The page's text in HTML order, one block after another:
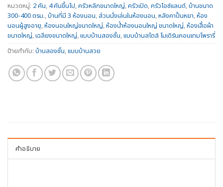
หมวดหมู่: 2 คัน, 4 คันขึ้นไป,ครัวหลักขนาดใหญ่,ครัวเปิด,ครัวไอซ์แลนด์,บ้านขนาด
300-400 ตรม.,บ้านที่มี 3 ห้องนอน, ส่วนนั่งเล่นในห้องนอน,หลังคาปั้นหยา,ห้อง
นอนผู้สูงอายุ,ห้องนอนใหญ่ขนาดใหญ่,ห้องน้ำห้องนอนใหญ่ ขนาดใหญ่,ห้องเสื้อผ้า
ขนาดใหญ่,เฉลียงขนาดใหญ่,แบบบ้านสองชั้น,แบบบ้านสไตล์ โมเดิร์นคอนเทมโพรารี่
ป้ายกำกับ: บ้านสองชั้น,แบบบ้านสวย
คำอธิบาย